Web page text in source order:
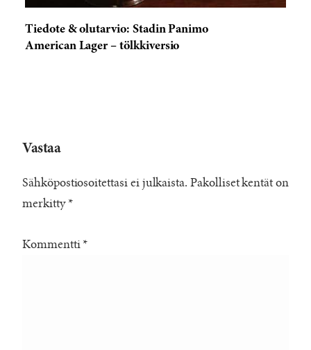
Tiedote & olutarvio: Stadin Panimo
American Lager – tölkkiversio
Vastaa
Sähköpostiosoitettasi ei julkaista. Pakolliset kentät on
merkitty *
Kommentti *